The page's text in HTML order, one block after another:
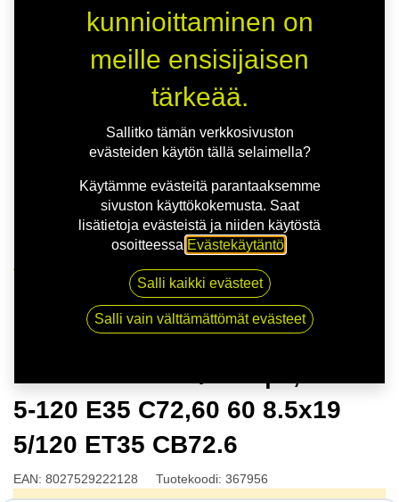
MSW 75 M.GUN/POL | 8,5X19 5-120 E35 C72,60 60
8.5x19 5/120 ET35 CB72.6
5-120 E35 C72,60 60 8.5x19
5/120 ET35 CB72.6
EAN: 8027529222128 Tuotekoodi: 367956
kunnioittaminen on
meille ensisijaisen
tärkeää.
Sallitko tämän verkkosivuston
evästeiden käytön tällä selaimella?
Käytämme evästeitä parantaaksemme
sivuston käyttökokemusta. Saat
lisätietoja evästeistä ja niiden käytöstä
osoitteessa Evästekäytäntö
Salli kaikki evästeet
Salli vain välttämättömät evästeet